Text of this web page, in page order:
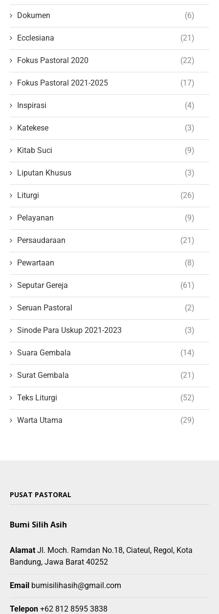
Dokumen (6)
Ecclesiana (21)
Fokus Pastoral 2020 (22)
Fokus Pastoral 2021-2025 (17)
Inspirasi (4)
Katekese (3)
Kitab Suci (9)
Liputan Khusus (3)
Liturgi (26)
Pelayanan (9)
Persaudaraan (21)
Pewartaan (8)
Seputar Gereja (61)
Seruan Pastoral (2)
Sinode Para Uskup 2021-2023 (3)
Suara Gembala (14)
Surat Gembala (21)
Teks Liturgi (52)
Warta Utama (29)
PUSAT PASTORAL
Bumi Silih Asih
Alamat Jl. Moch. Ramdan No.18, Ciateul, Regol, Kota
Bandung, Jawa Barat 40252
Email bumisilihasih@gmail.com
Telepon +62 812 8595 3838